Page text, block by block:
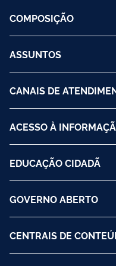
COMPOSIÇÃO
ASSUNTOS
CANAIS DE
ACESSO À
EDUCAÇÃO CIDADÃ
GOVERNO ABERTO
CENTRAIS DE